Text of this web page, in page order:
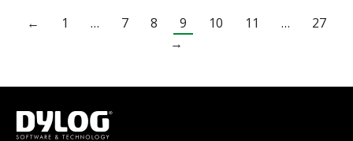
← 1 … 7 8 9 10 11 …
27
→